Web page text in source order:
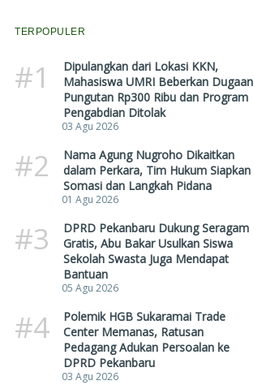
TERPOPULER
#1
Dipulangkan dari Lokasi KKN,
Mahasiswa UMRI Beberkan Dugaan
Pungutan Rp300 Ribu dan Program
Pengabdian Ditolak
03 Agu 2026
#2
Nama Agung Nugroho Dikaitkan
dalam Perkara, Tim Hukum Siapkan
Somasi dan Langkah Pidana
01 Agu 2026
#3
DPRD Pekanbaru Dukung Seragam
Gratis, Abu Bakar Usulkan Siswa
Sekolah Swasta Juga Mendapat
Bantuan
05 Agu 2026
#4
Polemik HGB Sukaramai Trade
Center Memanas, Ratusan
Pedagang Adukan Persoalan ke
DPRD Pekanbaru
03 Agu 2026